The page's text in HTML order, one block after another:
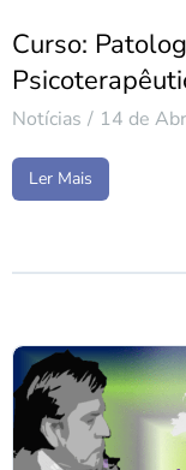
Curso:
Notícias 14 de
Ler Mais